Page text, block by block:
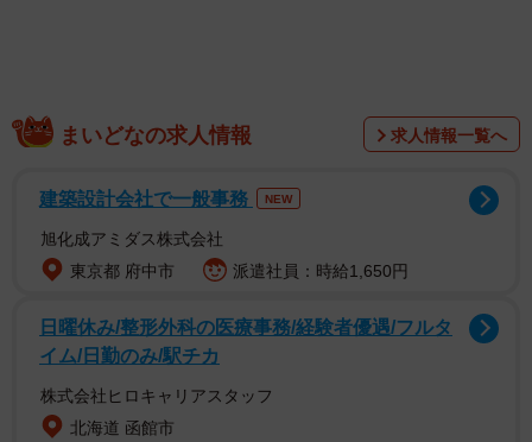
まいどなの求人情報 求人情報一覧へ
建築設計会社で一般事務 NEW
旭化成アミダス株式会社
東京都 府中市
派遣社員：時給1,650円
日曜休み/整形外科の医療事務/経験者優遇/フルタ
イム/日勤のみ/駅チカ
株式会社ヒロキャリアスタッフ
北海道 函館市